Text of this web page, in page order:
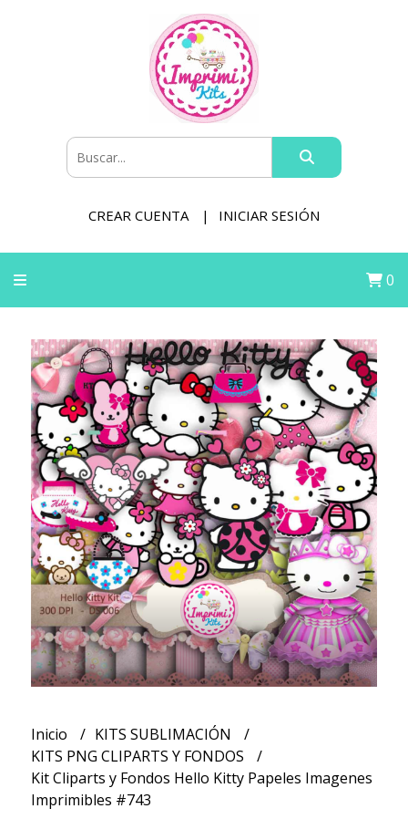
CREAR CUENTA INICIAR SESIÓN
0
Inicio
KITS SUBLIMACIÓN
KITS PNG CLIPARTS Y FONDOS
Kit Cliparts y Fondos Hello Kitty Papeles Imagenes
Imprimibles #743